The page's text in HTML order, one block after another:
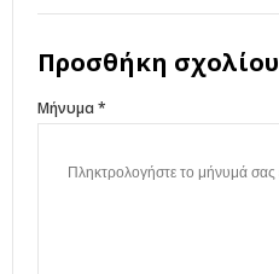
Προσθήκη σχολίου
Μήνυμα *